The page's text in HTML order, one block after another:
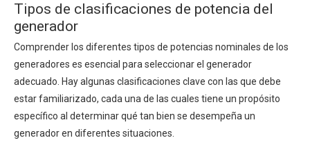
Tipos de clasificaciones de potencia del
generador
Comprender los diferentes tipos de potencias nominales de los
generadores es esencial para seleccionar el generador
adecuado. Hay algunas clasificaciones clave con las que debe
estar familiarizado, cada una de las cuales tiene un propósito
específico al determinar qué tan bien se desempeña un
generador en diferentes situaciones.